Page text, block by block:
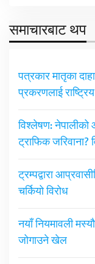
समाचारबाट थप
पत्रकार मातृका
प्रकरणलाई
विश्लेषण:
ट्राफिक
ट्रम्पद्वारा
चर्कियो विरोध
नयाँ नियमावली
जोगाउने खेल